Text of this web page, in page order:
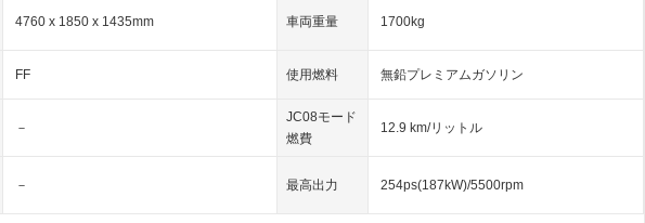
4760 x 1850 x 1435mm 車両重量 1700kg
FF 使用燃料 無鉛プレミアムガソリン
－
JC08モード
燃費
12.9 km/リットル
－ 最高出力 254ps(187kW)/5500rpm